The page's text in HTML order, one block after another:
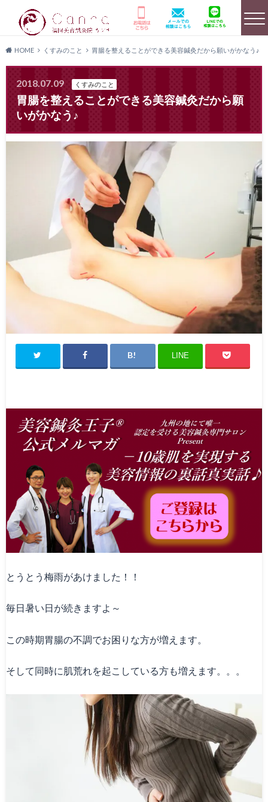
HOME 美容鍼灸詳細
店舗のご案内 よくあるご質問
メディア実績 料金プラン
Canna1番人気メニュー
天神院情報
HOME くすみのこと 胃腸を整えることができる美容鍼灸だから願いがかなう♪
2018.07.09 くすみのこと
胃腸を整えることができる美容鍼灸だから願
いがかなう♪
LINE
とうとう梅雨があけました！！
毎日暑い日が続きますよ～
この時期胃腸の不調でお困りな方が増えます。
そして同時に肌荒れを起こしている方も増えます。。。